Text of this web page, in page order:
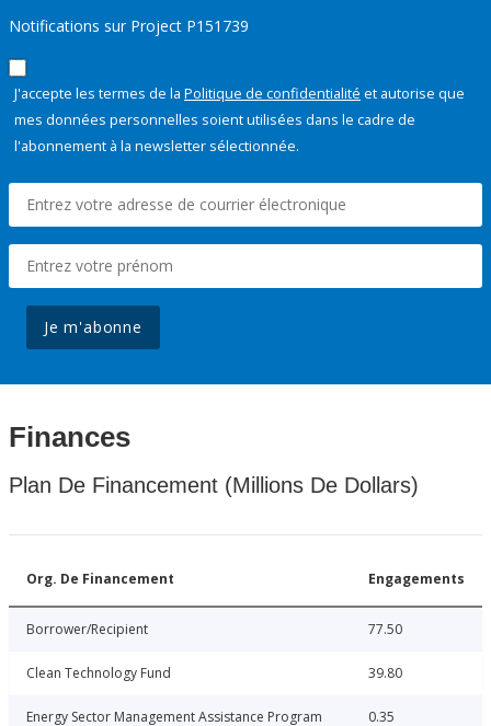
Notifications sur Project P151739
J'accepte les termes de la Politique de confidentialité et autorise que
mes données personnelles soient utilisées dans le cadre de
l'abonnement à la newsletter sélectionnée.
Je m'abonne
Finances
Plan De Financement (Millions De Dollars)
Org. De Financement Engagements
Borrower/Recipient 77.50
Clean Technology Fund 39.80
Energy Sector Management Assistance Program 0.35